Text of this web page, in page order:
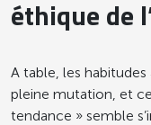
éthique de
A table, les
pleine mutation, et
tendance » semble